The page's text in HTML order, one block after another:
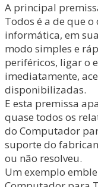
A principal
Todos é a de que
informática, em
modo simples e
periféricos, ligar o
imediatamente,
disponibilizadas.
E esta premissa
quase todos os
do Computador
suporte do
ou não resolveu.
Um exemplo